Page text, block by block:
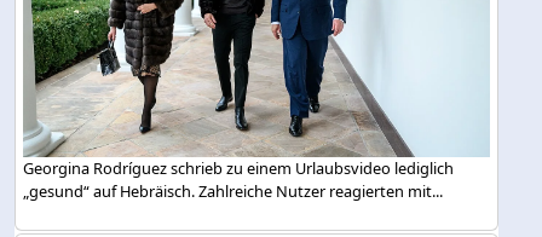
Georgina Rodríguez schrieb zu einem Urlaubsvideo lediglich
„gesund“ auf Hebräisch. Zahlreiche Nutzer reagierten mit...